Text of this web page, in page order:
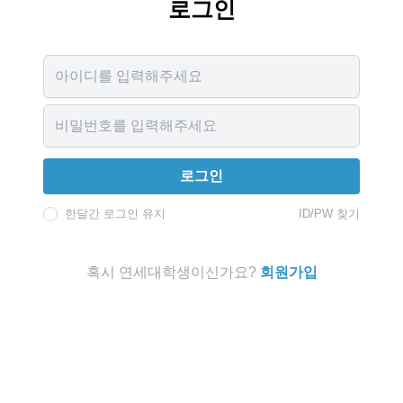
로그인
로그인
한달간 로그인 유지 ID/PW 찾기
혹시 연세대학생이신가요? 회원가입